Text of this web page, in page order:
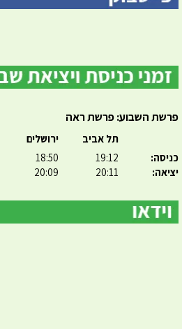
פרשת השבוע: פרשת ראה
כניסה:
יציאה:
תל אביב
19:12
20:11
ירושלים
18:50
20:09